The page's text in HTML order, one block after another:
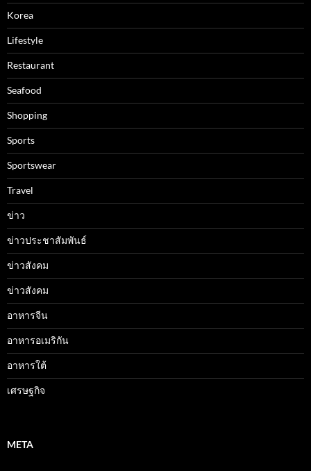
Korea
Lifestyle
Restaurant
Seafood
Shopping
Sports
Sportswear
Travel
ข่าว
ข่าวประชาสัมพันธ์
ข่าวสังคม
ข่าวสังคม
อาหารจีน
อาหารอเมริกัน
อาหารใต้
เศรษฐกิจ
META